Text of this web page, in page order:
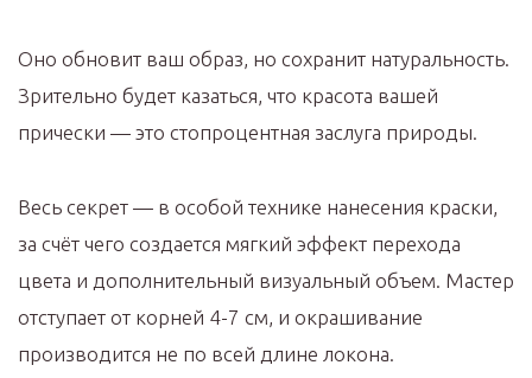
Оно обновит ваш образ, но сохранит натуральность.
Зрительно будет казаться, что красота вашей
прически — это стопроцентная заслуга природы.
Весь секрет — в особой технике нанесения краски,
за счёт чего создается мягкий эффект перехода
цвета и дополнительный визуальный объем. Мастер
отступает от корней 4-7 см, и окрашивание
производится не по всей длине локона.